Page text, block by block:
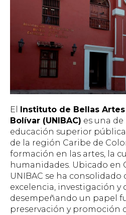
El
Instituto de Bellas
Bolívar (UNIBAC) es una
educación superior
de la región Caribe de
formación en las artes, la
humanidades. Ubicado en
UNIBAC se ha
excelencia, investigación y
desempeñando un papel
preservación y promoción